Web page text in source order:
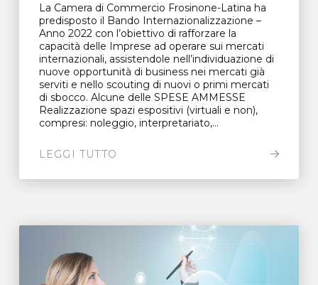
La Camera di Commercio Frosinone-Latina ha
predisposto il Bando Internazionalizzazione –
Anno 2022 con l’obiettivo di rafforzare la
capacità delle Imprese ad operare sui mercati
internazionali, assistendole nell’individuazione di
nuove opportunità di business nei mercati già
serviti e nello scouting di nuovi o primi mercati
di sbocco. Alcune delle SPESE AMMESSE
Realizzazione spazi espositivi (virtuali e non),
compresi: noleggio, interpretariato,...
LEGGI TUTTO